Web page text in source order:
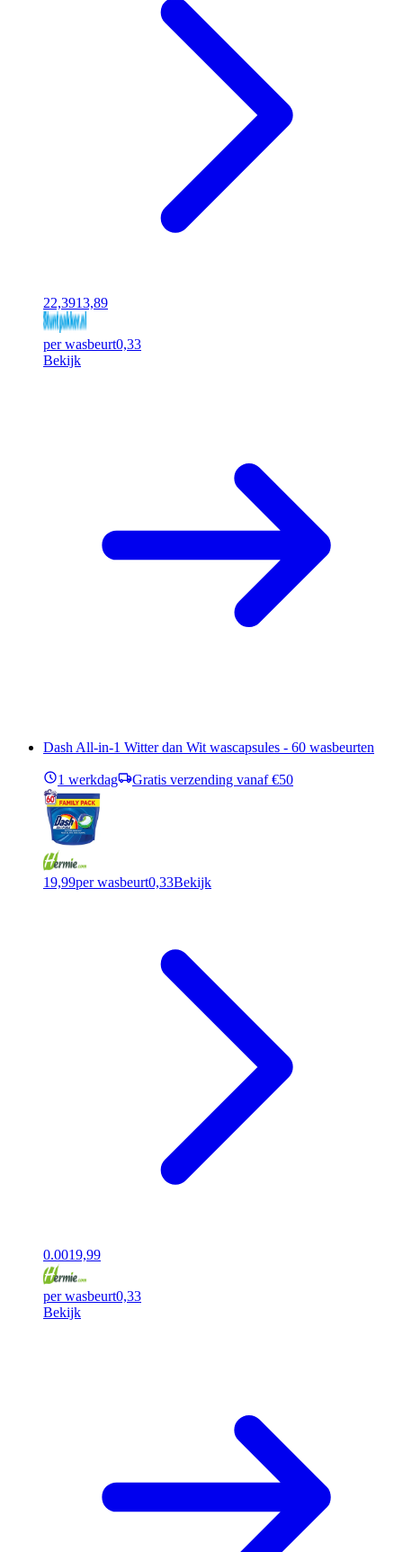
22,3913,89
per wasbeurt0,33
Bekijk
Dash All-in-1 Witter dan Wit wascapsules - 60 wasbeurten
1 werkdag Gratis verzending vanaf €50
19,99per wasbeurt0,33Bekijk
0.0019,99
per wasbeurt0,33
Bekijk